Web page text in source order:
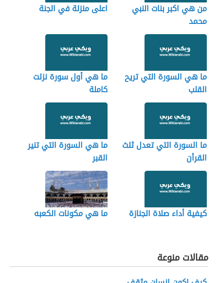
من هي اكبر بنات النبي
محمد
اعلى منزلة في الجنة
ما هي السورة التي تريح
القلب
ما هي أول سورة نزلت
كاملة
ما السورة التي تعدل ثلث
القرأن
ما هي السورة التي تنير
القبر
كيفية أداء صلاة الجنازة ما هي مكونات الكعبه
مقالات منوعة